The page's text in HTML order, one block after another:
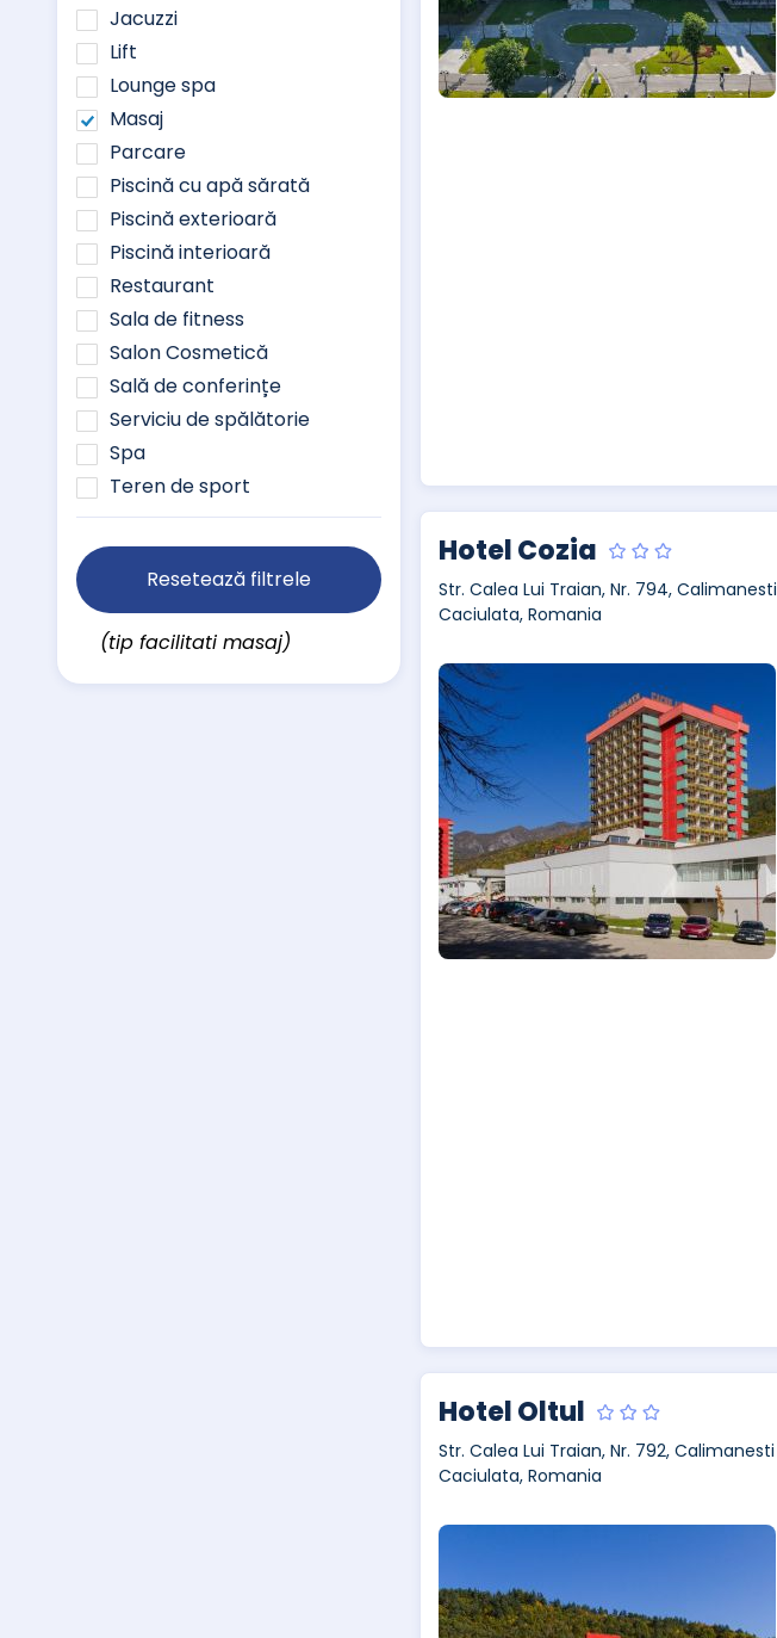
Jacuzzi
Lift
Lounge spa
Masaj
Parcare
Piscină cu apă sărată
Piscină exterioară
Piscină interioară
Restaurant
Sala de fitness
Salon Cosmetică
Sală de conferințe
Serviciu de spălătorie
Spa
Teren de sport
Resetează filtrele
(tip facilitati masaj)
Hotel Cozia
Str. Calea Lui Traian, Nr. 794, Calimanesti
Caciulata, Romania
Hotel Oltul
Str. Calea Lui Traian, Nr. 792, Calimanesti
Caciulata, Romania